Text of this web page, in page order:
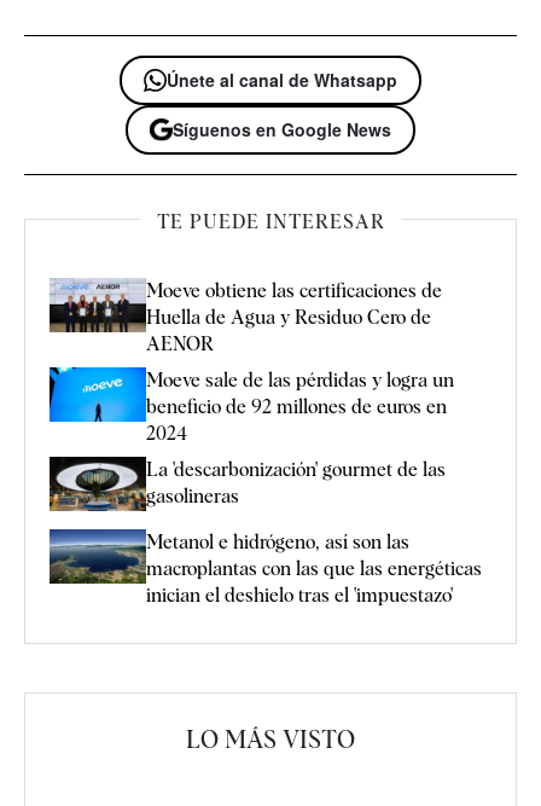
Únete al canal de Whatsapp
Síguenos en Google News
TE PUEDE INTERESAR
Moeve obtiene las certificaciones de
Huella de Agua y Residuo Cero de
AENOR
Moeve sale de las pérdidas y logra un
beneficio de 92 millones de euros en
2024
La 'descarbonización' gourmet de las
gasolineras
Metanol e hidrógeno, así son las
macroplantas con las que las energéticas
inician el deshielo tras el 'impuestazo'
LO MÁS VISTO